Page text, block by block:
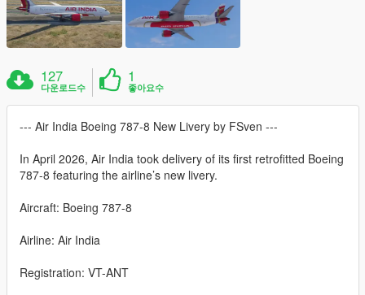
127
다운로드수
1
좋아요수
--- Air India Boeing 787-8 New Livery by FSven ---
In April 2026, Air India took delivery of its first retrofitted Boeing
787-8 featuring the airline’s new livery.
Aircraft: Boeing 787-8
Airline: Air India
Registration: VT-ANT